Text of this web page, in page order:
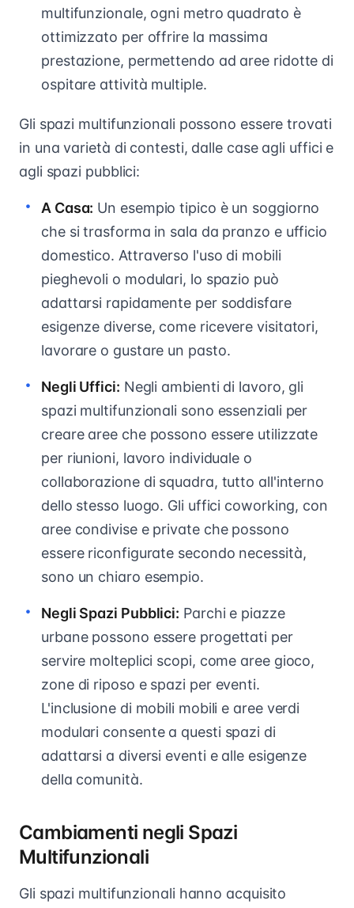
multifunzionale, ogni metro quadrato è
ottimizzato per offrire la massima
prestazione, permettendo ad aree ridotte di
ospitare attività multiple.
Gli spazi multifunzionali possono essere trovati
in una varietà di contesti, dalle case agli uffici e
agli spazi pubblici:
A Casa: Un esempio tipico è un soggiorno
che si trasforma in sala da pranzo e ufficio
domestico. Attraverso l'uso di mobili
pieghevoli o modulari, lo spazio può
adattarsi rapidamente per soddisfare
esigenze diverse, come ricevere visitatori,
lavorare o gustare un pasto.
Negli Uffici: Negli ambienti di lavoro, gli
spazi multifunzionali sono essenziali per
creare aree che possono essere utilizzate
per riunioni, lavoro individuale o
collaborazione di squadra, tutto all'interno
dello stesso luogo. Gli uffici coworking, con
aree condivise e private che possono
essere riconfigurate secondo necessità,
sono un chiaro esempio.
Negli Spazi Pubblici: Parchi e piazze
urbane possono essere progettati per
servire molteplici scopi, come aree gioco,
zone di riposo e spazi per eventi.
L'inclusione di mobili mobili e aree verdi
modulari consente a questi spazi di
adattarsi a diversi eventi e alle esigenze
della comunità.
Cambiamenti negli Spazi
Multifunzionali
Gli spazi multifunzionali hanno acquisito